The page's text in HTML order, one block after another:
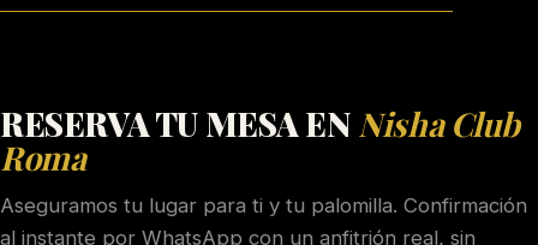
RESERVA TU MESA EN Nisha Club
Roma
Aseguramos tu lugar para ti y tu palomilla. Confirmación
al instante por WhatsApp con un anfitrión real, sin